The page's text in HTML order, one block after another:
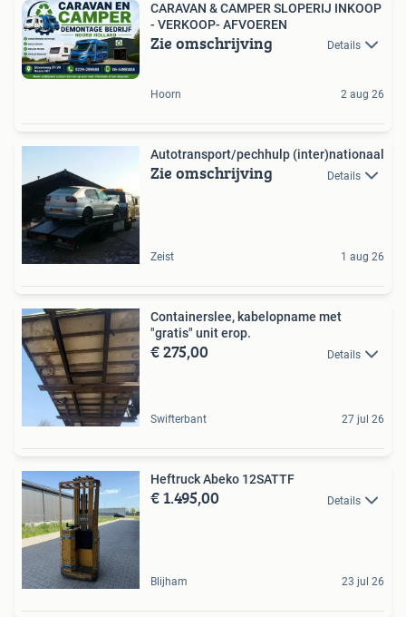
CARAVAN & CAMPER SLOPERIJ INKOOP
- VERKOOP- AFVOEREN
Zie omschrijving Details
Hoorn 2 aug 26
Autotransport/pechhulp (inter)nationaal
Zie omschrijving Details
Zeist 1 aug 26
Containerslee, kabelopname met
"gratis" unit erop.
€ 275,00 Details
Swifterbant 27 jul 26
Heftruck Abeko 12SATTF
€ 1.495,00 Details
Blijham 23 jul 26